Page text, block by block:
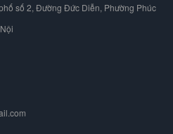
số 2, Đường Đức Diễn, Phường Phúc